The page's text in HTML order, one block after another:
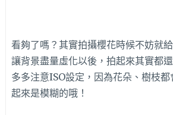
看夠了嗎？其實拍攝櫻花時候不妨就
讓背景盡量虛化以後，拍起來其實都
多多注意ISO設定，因為花朵、樹枝
起來是模糊的哦！